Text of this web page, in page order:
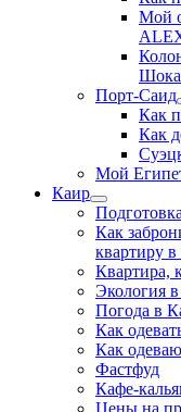
Мой
Порт-Саид
Как
Как
Мой
Каир
Как
квартиру
Квартира,
Экология
Погода в
Как
Как
Фастфуд
Кафе-
Цены на